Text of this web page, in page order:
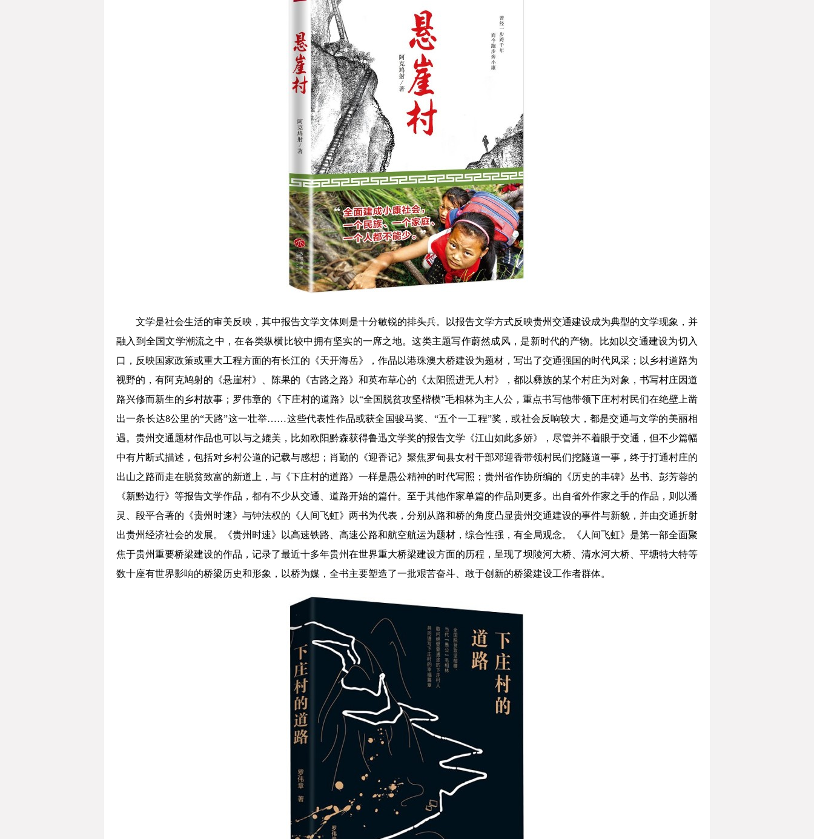
文学是社会生活的审美反映，其中报告文学文体则是十分敏锐的排头兵。以报告文学方式反映贵州交通建设成为典型的文学现象，并
融入到全国文学潮流之中，在各类纵横比较中拥有坚实的一席之地。这类主题写作蔚然成风，是新时代的产物。比如以交通建设为切入
口，反映国家政策或重大工程方面的有长江的《天开海岳》，作品以港珠澳大桥建设为题材，写出了交通强国的时代风采；以乡村道路为
视野的，有阿克鸠射的《悬崖村》、陈果的《古路之路》和英布草心的《太阳照进无人村》，都以彝族的某个村庄为对象，书写村庄因道
路兴修而新生的乡村故事；罗伟章的《下庄村的道路》以“全国脱贫攻坚楷模”毛相林为主人公，重点书写他带领下庄村村民们在绝壁上凿
出一条长达8公里的“天路”这一壮举……这些代表性作品或获全国骏马奖、“五个一工程”奖，或社会反响较大，都是交通与文学的美丽相
遇。贵州交通题材作品也可以与之媲美，比如欧阳黔森获得鲁迅文学奖的报告文学《江山如此多娇》，尽管并不着眼于交通，但不少篇幅
中有片断式描述，包括对乡村公道的记载与感想；肖勤的《迎香记》聚焦罗甸县女村干部邓迎香带领村民们挖隧道一事，终于打通村庄的
出山之路而走在脱贫致富的新道上，与《下庄村的道路》一样是愚公精神的时代写照；贵州省作协所编的《历史的丰碑》丛书、彭芳蓉的
《新黔边行》等报告文学作品，都有不少从交通、道路开始的篇什。至于其他作家单篇的作品则更多。出自省外作家之手的作品，则以潘
灵、段平合著的《贵州时速》与钟法权的《人间飞虹》两书为代表，分别从路和桥的角度凸显贵州交通建设的事件与新貌，并由交通折射
出贵州经济社会的发展。《贵州时速》以高速铁路、高速公路和航空航运为题材，综合性强，有全局观念。《人间飞虹》是第一部全面聚
焦于贵州重要桥梁建设的作品，记录了最近十多年贵州在世界重大桥梁建设方面的历程，呈现了坝陵河大桥、清水河大桥、平塘特大特等
数十座有世界影响的桥梁历史和形象，以桥为媒，全书主要塑造了一批艰苦奋斗、敢于创新的桥梁建设工作者群体。